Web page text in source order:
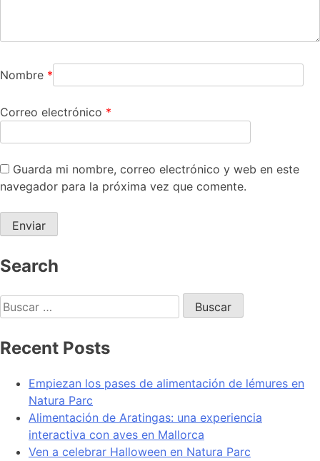
Nombre *
Correo electrónico *
Guarda mi nombre, correo electrónico y web en este
navegador para la próxima vez que comente.
Search
Recent Posts
Empiezan los pases de alimentación de lémures en
Natura Parc
Alimentación de Aratingas: una experiencia
interactiva con aves en Mallorca
Ven a celebrar Halloween en Natura Parc